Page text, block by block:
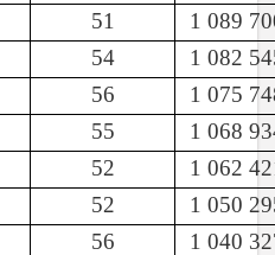
51
1 089
54
1 082
56
1 075
55
1 068
52
1 062
52
1 050
56
1 040